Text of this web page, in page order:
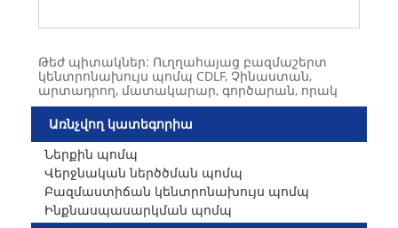
Թեժ պիտակներ: Ուղղահայաց բազմաշերտ
կենտրոնախույս պոմպ CDLF, Չինաստան,
արտադրող, մատակարար, գործարան, որակ
Առնչվող կատեգորիա
Ներքին պոմպ
Վերջնական ներծծման պոմպ
Բազմաստիճան կենտրոնախույս պոմպ
Ինքնասպասարկման պոմպ